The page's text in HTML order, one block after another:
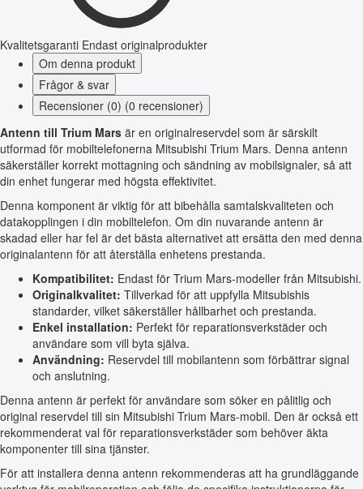
Kvalitetsgaranti Endast originalprodukter
Om denna produkt
Frågor & svar
Recensioner (0) (0 recensioner)
Antenn till Trium Mars är en originalreservdel som är särskilt
utformad för mobiltelefonerna Mitsubishi Trium Mars. Denna antenn
säkerställer korrekt mottagning och sändning av mobilsignaler, så att
din enhet fungerar med högsta effektivitet.
Denna komponent är viktig för att bibehålla samtalskvaliteten och
datakopplingen i din mobiltelefon. Om din nuvarande antenn är
skadad eller har fel är det bästa alternativet att ersätta den med denna
originalantenn för att återställa enhetens prestanda.
Kompatibilitet: Endast för Trium Mars-modeller från Mitsubishi.
Originalkvalitet: Tillverkad för att uppfylla Mitsubishis
standarder, vilket säkerställer hållbarhet och prestanda.
Enkel installation: Perfekt för reparationsverkstäder och
användare som vill byta själva.
Användning: Reservdel till mobilantenn som förbättrar signal
och anslutning.
Denna antenn är perfekt för användare som söker en pålitlig och
original reservdel till sin Mitsubishi Trium Mars-mobil. Den är också ett
rekommenderat val för reparationsverkstäder som behöver äkta
komponenter till sina tjänster.
För att installera denna antenn rekommenderas att ha grundläggande